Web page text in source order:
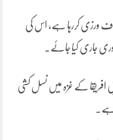
کنونشن 1948 کی خلاف ورزی کررہا ہے، اس کی
جاری کیا جائے۔
کے غزہ میں نسل کشی
ہے۔